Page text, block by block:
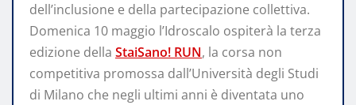
dell’inclusione e della partecipazione collettiva.
Domenica 10 maggio l’Idroscalo ospiterà la terza
edizione della StaiSano! RUN, la corsa non
competitiva promossa dall’Università degli Studi
di Milano che negli ultimi anni è diventata uno